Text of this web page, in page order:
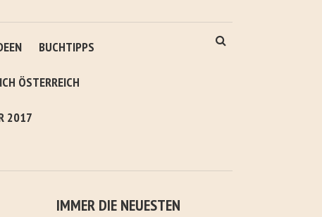
BUCHTIPPS
ÖSTERREICH
2017
IMMER DIE NEUESTEN